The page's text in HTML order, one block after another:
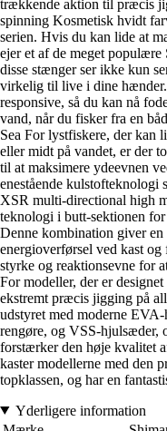
trækkende aktion til præcis
spinning Kosmetisk hvidt
serien. Hvis du kan lide at
ejer et af de meget
disse stænger ser ikke kun
virkelig til live i dine
responsive, så du kan nå
vand, når du fisker fra en
Sea For lystfiskere, der kan
eller midt på vandet, er der
til at maksimere ydeevnen
enestående
XSR multi-directional high
teknologi i butt-sektionen
Denne kombination giver
energioverførsel ved kast
styrke og reaktionsevne for
For modeller, der er
ekstremt præcis jigging på
udstyret med moderne
rengøre, og VSS-hjulsæder,
forstærker den høje kvalitet
kaster modellerne med den
topklassen, og har en
Yderligere information